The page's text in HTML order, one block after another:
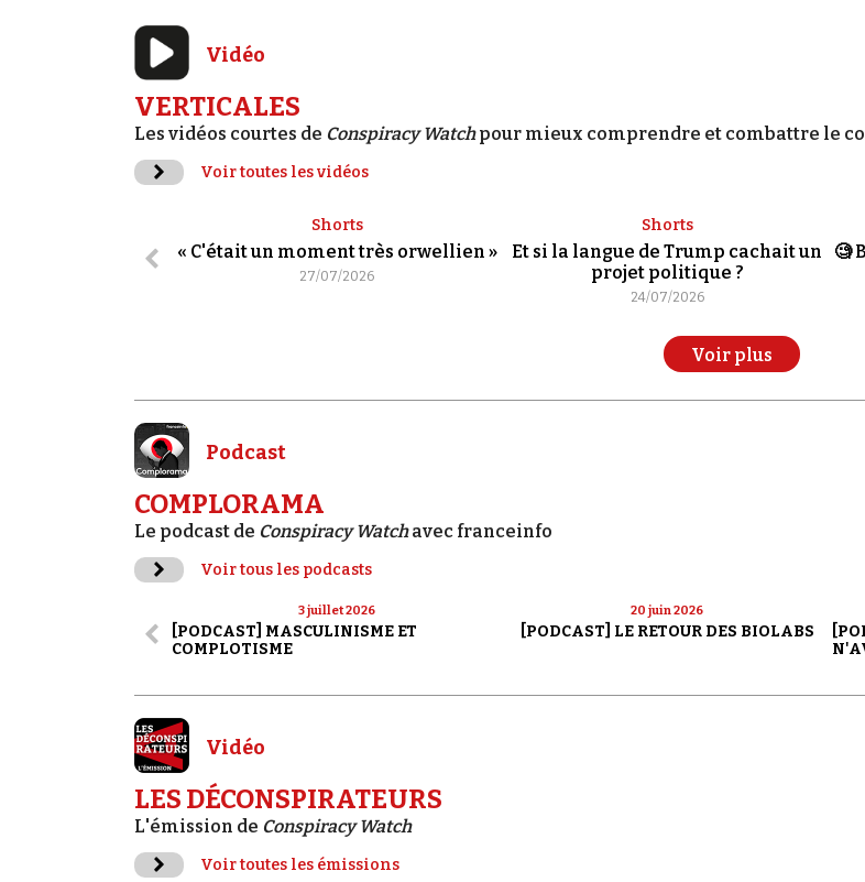
Vidéo
VERTICALES
Les vidéos courtes de Conspiracy Watchpour mieux comprendre et combattre le
Voir toutes les vidéos
Shorts
« C'était un moment très orwellien »
27/07/2026
Shorts
Et si la langue de Trump cachait un
projet politique ?
24/07/2026
🧐
Voir plus
Podcast
COMPLORAMA
Le podcast de Conspiracy Watchavec franceinfo
Voir tous les podcasts
3 juillet 2026
[PODCAST] MASCULINISME ET
COMPLOTISME
20 juin 2026
[PODCAST] LE RETOUR DES BIOLABS
Vidéo
LES DÉCONSPIRATEURS
L'émission de Conspiracy Watch
Voir toutes les émissions